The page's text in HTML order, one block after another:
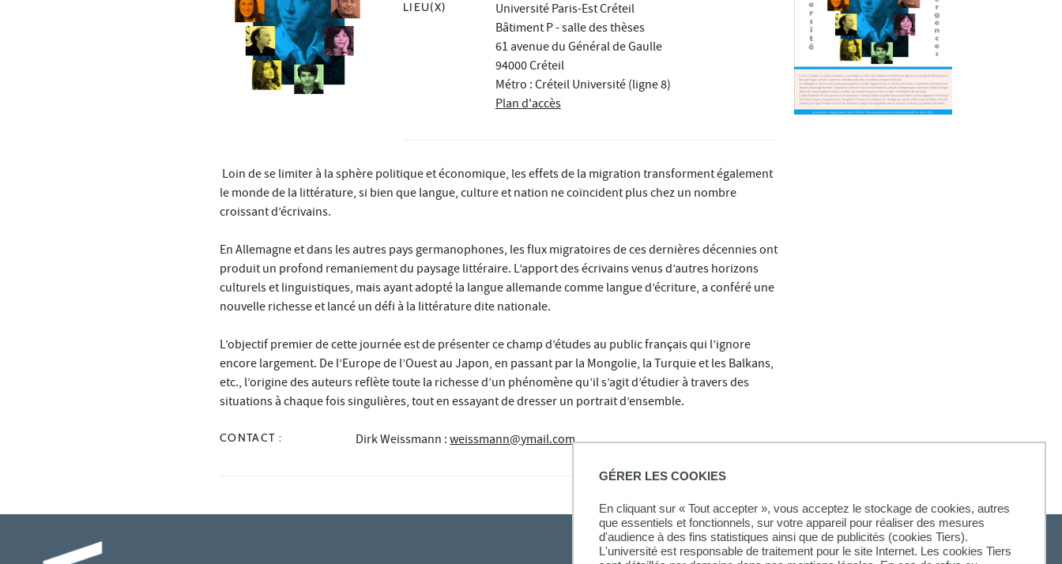
GÉRER LES COOKIES
En cliquant sur « Tout accepter », vous acceptez le stockage de cookies, autres
que essentiels et fonctionnels, sur votre appareil pour réaliser des mesures
d'audience à des fins statistiques ainsi que de publicités (cookies Tiers).
L'université est responsable de traitement pour le site Internet. Les cookies Tiers
LIEU(X)
Université Paris-Est Créteil
Bâtiment P - salle des thèses
61 avenue du Général de Gaulle
94000 Créteil
Métro : Créteil Université (ligne 8)
Plan d'accès
Loin de se limiter à la sphère politique et économique, les effets de la migration transforment également
le monde de la littérature, si bien que langue, culture et nation ne coïncident plus chez un nombre
croissant d’écrivains.
En Allemagne et dans les autres pays germanophones, les flux migratoires de ces dernières décennies ont
produit un profond remaniement du paysage littéraire. L’apport des écrivains venus d’autres horizons
culturels et linguistiques, mais ayant adopté la langue allemande comme langue d’écriture, a conféré une
nouvelle richesse et lancé un défi à la littérature dite nationale.
L’objectif premier de cette journée est de présenter ce champ d’études au public français qui l’ignore
encore largement. De l’Europe de l’Ouest au Japon, en passant par la Mongolie, la Turquie et les Balkans,
etc., l’origine des auteurs reflète toute la richesse d’un phénomène qu’il s’agit d’étudier à travers des
situations à chaque fois singulières, tout en essayant de dresser un portrait d’ensemble.
CONTACT : Dirk Weissmann :weissmann@ymail.com